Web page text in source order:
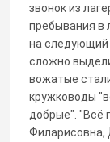
звонок из
пребывания в
на следующий
сложно
вожатые
кружководы
добрые". "Всё
Филарисовна,